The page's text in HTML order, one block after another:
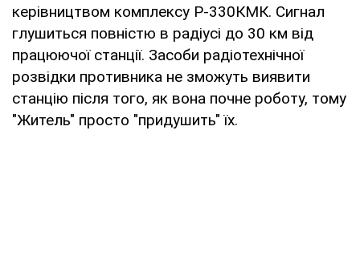
керівництвом комплексу Р-330КМК. Сигнал
глушиться повністю в радіусі до 30 км від
працюючої станції. Засоби радіотехнічної
розвідки противника не зможуть виявити
станцію після того, як вона почне роботу, тому
"Житель" просто "придушить" їх.